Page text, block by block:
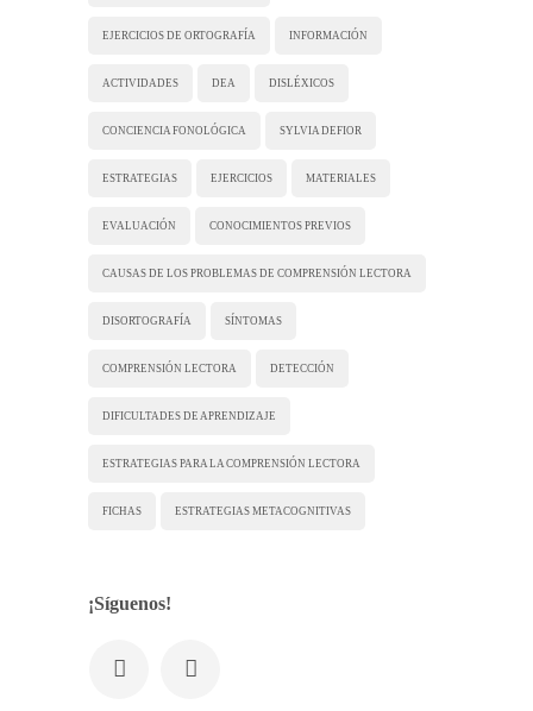
EJERCICIOS DE ORTOGRAFÍA INFORMACIÓN
ACTIVIDADES DEA DISLÉXICOS
CONCIENCIA FONOLÓGICA SYLVIA DEFIOR
ESTRATEGIAS EJERCICIOS MATERIALES
EVALUACIÓN CONOCIMIENTOS PREVIOS
CAUSAS DE LOS PROBLEMAS DE COMPRENSIÓN LECTORA
DISORTOGRAFÍA SÍNTOMAS
COMPRENSIÓN LECTORA DETECCIÓN
DIFICULTADES DE APRENDIZAJE
ESTRATEGIAS PARA LA COMPRENSIÓN LECTORA
FICHAS ESTRATEGIAS METACOGNITIVAS
¡Síguenos!